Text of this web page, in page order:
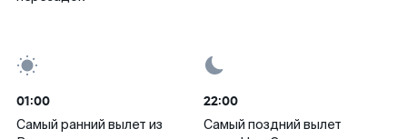
01:00
Самый ранний вылет из
22:00
Самый поздний вылет